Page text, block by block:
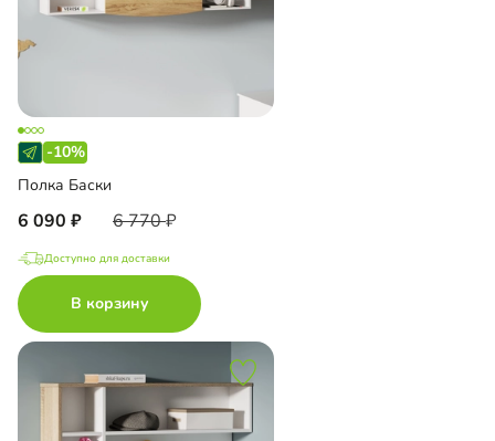
-10%
Полка Баски
6 090 6 770
Доступно для доставки
В корзину